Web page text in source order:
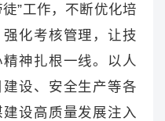
”工作，不断优化培
化考核管理，让技
神扎根一线。以人
设、安全生产等各
设高质量发展注入